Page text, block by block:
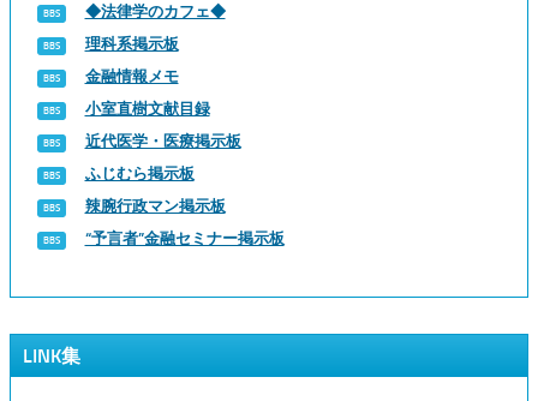
◆法律学のカフェ◆
理科系掲示板
金融情報メモ
小室直樹文献目録
近代医学・医療掲示板
ふじむら掲示板
辣腕行政マン掲示板
“予言者”金融セミナー掲示板
LINK集